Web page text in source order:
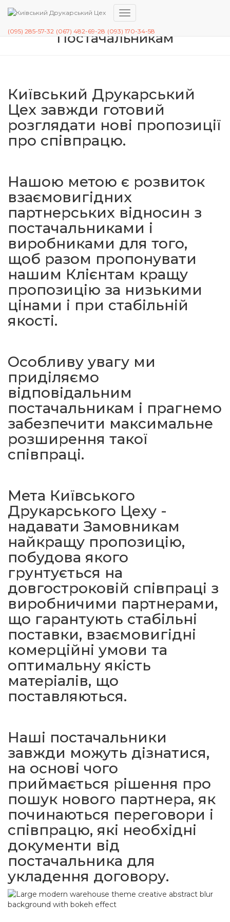
Перемкнути
навігацію
(095) 285-57-32 (067) 482-69-28 (093) 170-34-58
Постачальникам
Київський Друкарський
Цех завжди готовий
розглядати нові пропозиції
про співпрацю.
Нашою метою є розвиток
взаємовигідних
партнерських відносин з
постачальниками і
виробниками для того,
щоб разом пропонувати
нашим Клієнтам кращу
пропозицію за низькими
цінами і при стабільній
якості.
Особливу увагу ми
приділяємо
відповідальним
постачальникам і прагнемо
забезпечити максимальне
розширення такої
співпраці.
Мета Київського
Друкарського Цеху -
надавати Замовникам
найкращу пропозицію,
побудова якого
грунтується на
довгостроковій співпраці з
виробничими партнерами,
що гарантують стабільні
поставки, взаємовигідні
комерційні умови та
оптимальну якість
матеріалів, що
поставляються.
Наші постачальники
завжди можуть дізнатися,
на основі чого
приймається рішення про
пошук нового партнера, як
починаються переговори і
співпрацю, які необхідні
документи від
постачальника для
укладення договору.